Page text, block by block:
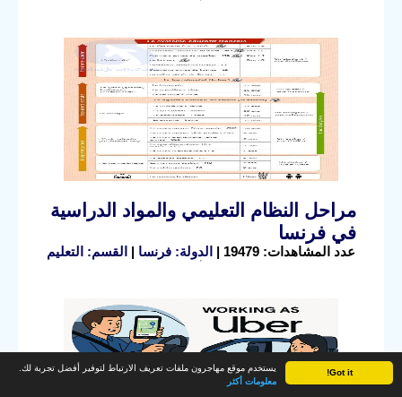
Got it!
يستخدم موقع مهاجرون ملفات تعريف الارتباط لتوفير أفضل تجربة لك.
معلومات أكثر
مراحل النظام التعليمي والمواد الدراسية
في فرنسا
عدد المشاهدات: 19479 | الدولة: فرنسا | القسم: التعليم